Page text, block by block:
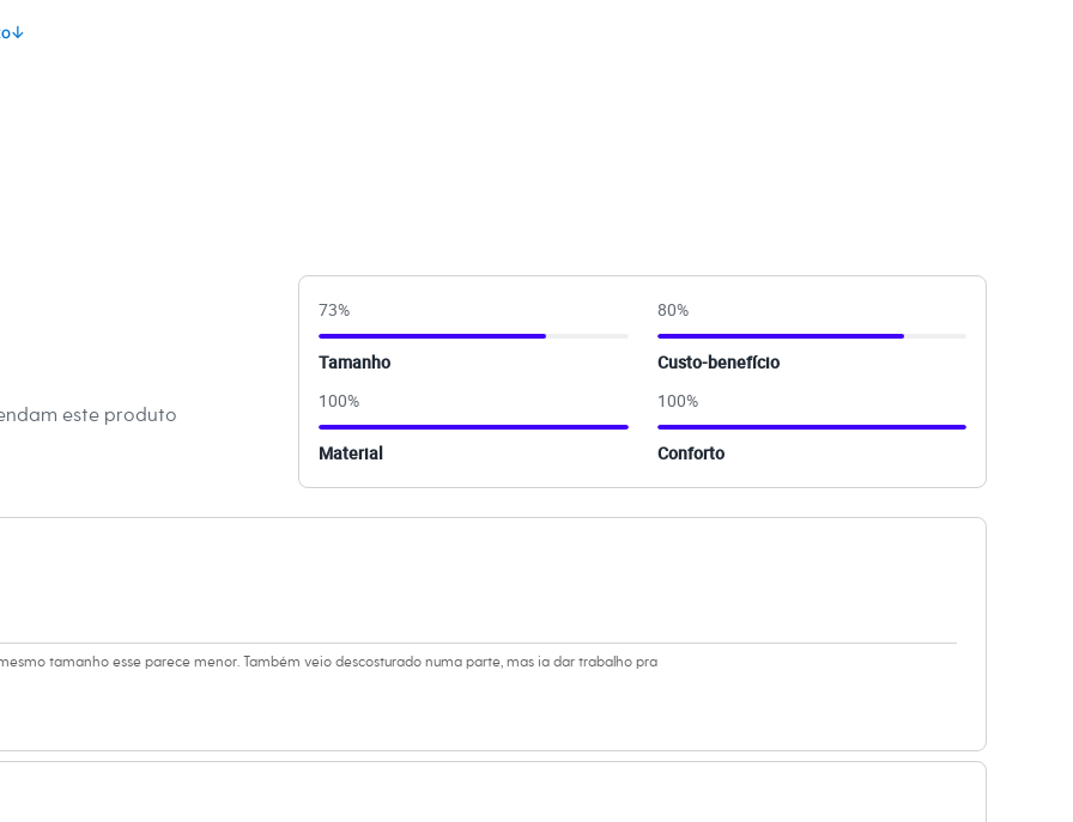
bojo e aro, que realça o busto e garante excelente
ideal para compor desde looks casuais até os mais formais,
e um caimento impecável para as suas peças favoritas.
↓
este produto
73%
Tamanho
80%
Custo-benefício
100%
Material
100%
Conforto
tamanho esse parece menor. Também veio descosturado numa parte, mas ia dar trabalho pra